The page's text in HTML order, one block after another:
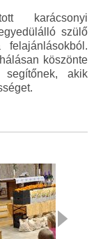
karácsonyi
szülő
köszönte
akik